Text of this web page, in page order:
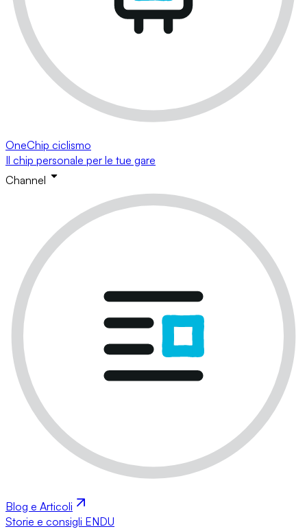
OneChip ciclismo
Il chip personale per le tue gare
Channel
Blog e Articoli
Storie e consigli ENDU